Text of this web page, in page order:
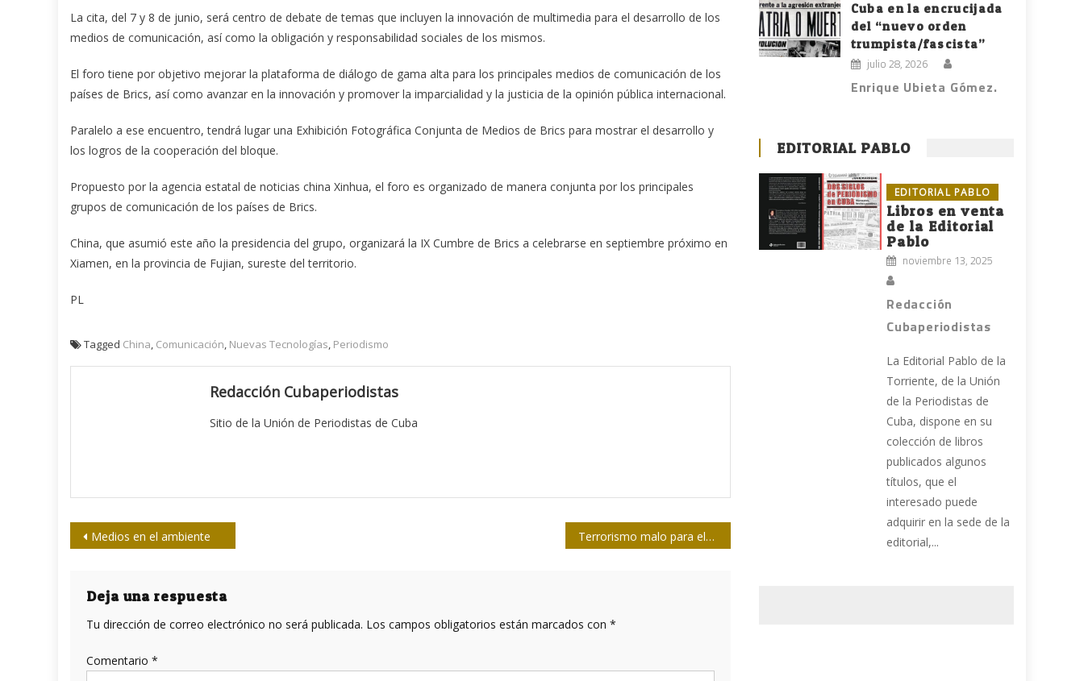
La cita, del 7 y 8 de junio, será centro de debate de temas que incluyen la innovación de multimedia para el desarrollo de los
medios de comunicación, así como la obligación y responsabilidad sociales de los mismos.
El foro tiene por objetivo mejorar la plataforma de diálogo de gama alta para los principales medios de comunicación de los
países de Brics, así como avanzar en la innovación y promover la imparcialidad y la justicia de la opinión pública internacional.
Paralelo a ese encuentro, tendrá lugar una Exhibición Fotográfica Conjunta de Medios de Brics para mostrar el desarrollo y
los logros de la cooperación del bloque.
Propuesto por la agencia estatal de noticias china Xinhua, el foro es organizado de manera conjunta por los principales
grupos de comunicación de los países de Brics.
China, que asumió este año la presidencia del grupo, organizará la IX Cumbre de Brics a celebrarse en septiembre próximo en
Xiamen, en la provincia de Fujian, sureste del territorio.
PL
Tagged China, Comunicación, Nuevas Tecnologías, Periodismo
Redacción Cubaperiodistas
Sitio de la Unión de Periodistas de Cuba
Navegación
entradas
Medios en el ambiente Terrorismo malo para el mundo y terrorismo bueno para EE.UU
Deja una respuesta
Tu dirección de correo electrónico no será publicada. Los campos obligatorios están marcados con *
Comentario *
Cuba en la encrucijada
del “nuevo orden
trumpista/fascista”
julio 28, 2026
Enrique Ubieta Gómez.
EDITORIAL PABLO
EDITORIAL PABLO
Libros en venta
de la Editorial
Pablo
noviembre 13, 2025
Redacción
Cubaperiodistas
La Editorial Pablo de la
Torriente, de la Unión
de la Periodistas de
Cuba, dispone en su
colección de libros
publicados algunos
títulos, que el
interesado puede
adquirir en la sede de la
editorial,...